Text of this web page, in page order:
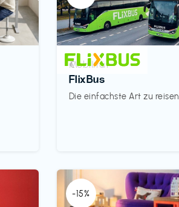
Mobilität
FlixBus
Die einfachste Art zu reisen
€‎
-15%